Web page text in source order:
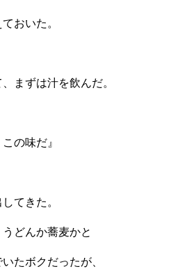
おいた。
まずは汁を飲んだ。
の味だ』
てきた。
どんか蕎麦かと
たボクだったが、